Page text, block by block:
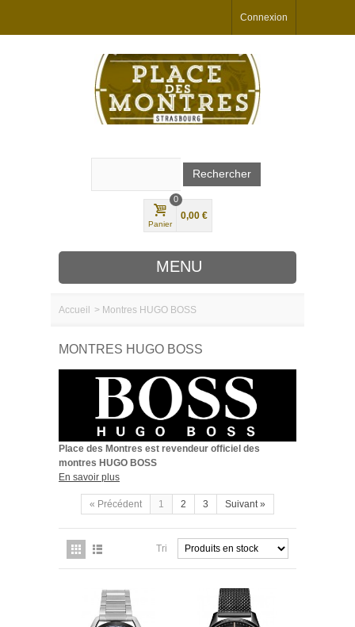
Connexion
Panier
0
0,00 €
MENU
ENFANT
SWISS MADE
PROMOTIONS
Accueil > Montres HUGO BOSS
MONTRES HUGO BOSS
Place des Montres est revendeur officiel des
montres HUGO BOSS
En savoir plus
« Précédent 1 2 3 Suivant »
Tri